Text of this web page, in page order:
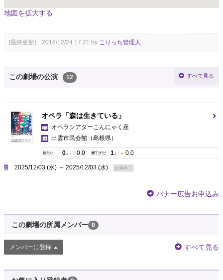
地図を拡大する
[最終更新] 2016/12/24 17:21 by こりっち管理人
この劇場の公演 12 すべて見る
オペラ「森は生きている」
オペラシアターこんにゃく座
出雲市民会館 （島根県）
0 人 / 0.0 1 人 / 0.0
2025/12/03 (水) ～ 2025/12/03 (水) 公演終了
バナー広告お申込み
この劇場の所属メンバー 0
メンバーに登録 すべて見る